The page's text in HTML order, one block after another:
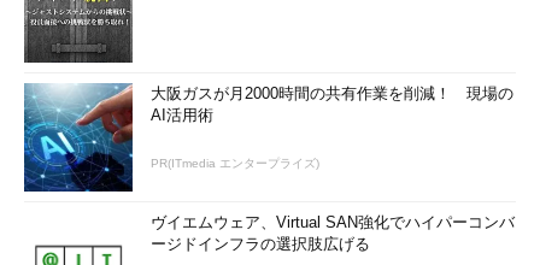
害がユーザレベルでも認知されます。
システム管理者は疎通が途絶えているポイントとその原因を究
明し、疎通を回復するか回避策を提供する、あるいは復旧できな
い旨を通知して対策を講じる必要があります。
サービスが利用できない
Webやメールなどのサービスが利用できない状態です。サービ
スを提供するサーバへの疎通断が発生すれば自動的に発生する障
大阪ガスが月2000時間の共有作業を削減！ 現場の
AI活用術
PR(ITmedia エンタープライズ)
ヴイエムウェア、Virtual SAN強化でハイパーコンバ
ージドインフラの選択肢広げる